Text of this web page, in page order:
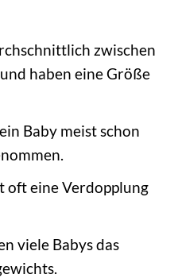
zwischen
haben eine Größe
Baby meist schon
oft eine Verdopplung
viele Babys das